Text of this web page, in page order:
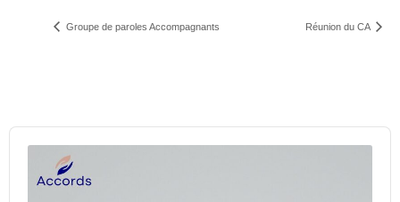
Groupe de paroles Accompagnants Réunion du CA
Audio
Player